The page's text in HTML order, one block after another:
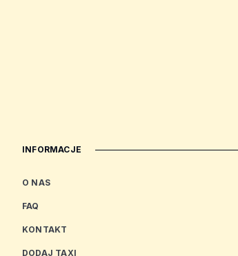
INFORMACJE
O NAS
FAQ
KONTAKT
DODAJ TAXI